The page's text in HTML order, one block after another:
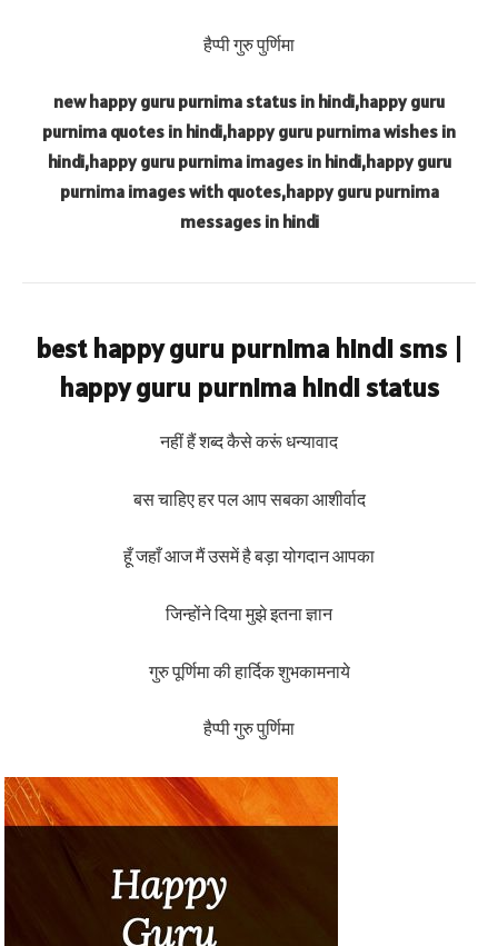
हैप्पी गुरु पुर्णिमा
new happy guru purnima status in hindi,happy guru
purnima quotes in hindi,happy guru purnima wishes in
hindi,happy guru purnima images in hindi,happy guru
purnima images with quotes,happy guru purnima
messages in hindi
best happy guru purnima hindi sms |
happy guru purnima hindi status
नहीं हैं शब्द कैसे करूं धन्यावाद
बस चाहिए हर पल आप सबका आशीर्वाद
हूँ जहाँ आज मैं उसमें है बड़ा योगदान आपका
जिन्होंने दिया मुझे इतना ज्ञान
गुरु पूर्णिमा की हार्दिक शुभकामनाये
हैप्पी गुरु पुर्णिमा